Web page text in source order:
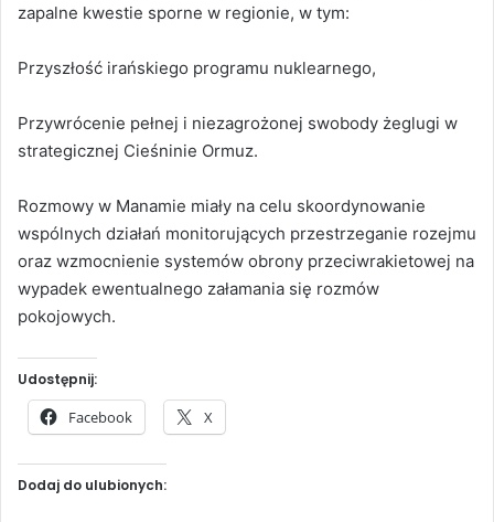
zapalne kwestie sporne w regionie, w tym:
Przyszłość irańskiego programu nuklearnego,
Przywrócenie pełnej i niezagrożonej swobody żeglugi w
strategicznej Cieśninie Ormuz.
Rozmowy w Manamie miały na celu skoordynowanie
wspólnych działań monitorujących przestrzeganie rozejmu
oraz wzmocnienie systemów obrony przeciwrakietowej na
wypadek ewentualnego załamania się rozmów
pokojowych.
Udostępnij:
Facebook X
Dodaj do ulubionych: